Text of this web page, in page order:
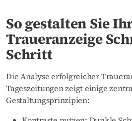
So gestalten Sie
Traueranzeige
Schritt
Die Analyse erfolgreicher
Tageszeitungen zeigt einige
Gestaltungsprinzipien: